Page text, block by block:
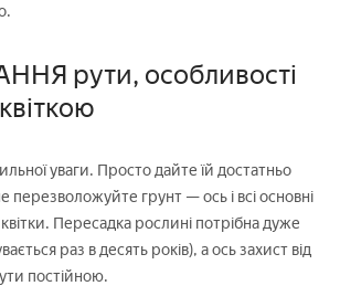
рути, особливості
уваги. Просто дайте їй достатньо
перезволожуйте грунт — ось і всі основні
Пересадка рослині потрібна дуже
раз в десять років), а ось захист від
постійною.